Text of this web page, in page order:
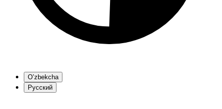
O’zbekcha
Русский